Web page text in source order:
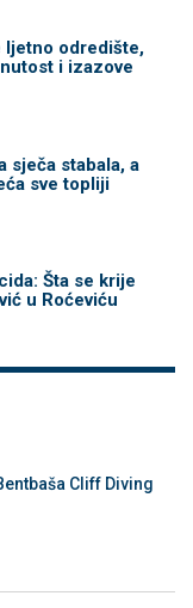
ljetno odredište,
i izazove
sječa stabala, a
sve topliji
Šta se krije
u Roćeviću
Cliff Diving